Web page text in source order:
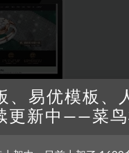
模板
、易优模板、
更新中——菜鸟